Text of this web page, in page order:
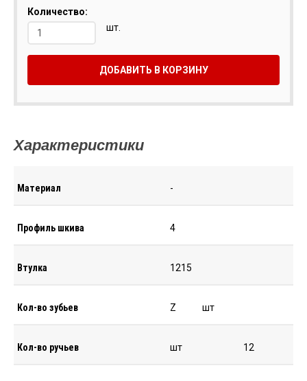
Количество:
шт.
ДОБАВИТЬ В КОРЗИНУ
Характеристики
Материал -
Профиль шкива 4
Втулка 1215
Кол-во зубьев Z шт
Кол-во ручьев шт 12